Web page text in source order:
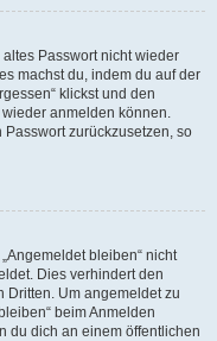
Passwort nicht wieder
machst du, indem du auf der
klickst und den
anmelden können.
zurückzusetzen, so
bleiben“ nicht
Dies verhindert den
Dritten. Um angemeldet zu
beim Anmelden
du dich an einem öffentlichen